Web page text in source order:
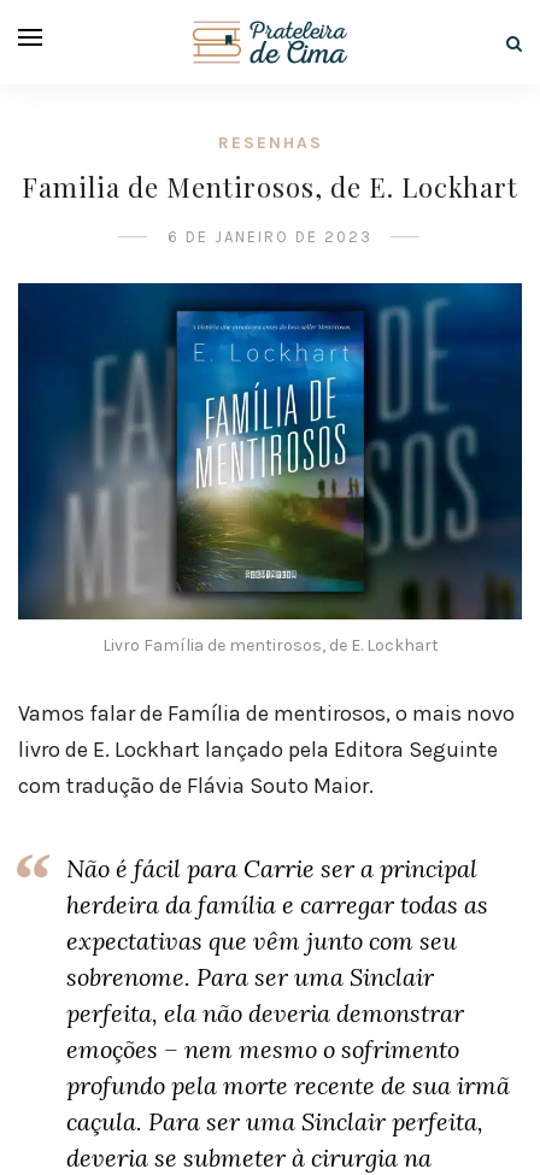
RESENHAS
Familia de Mentirosos, de E. Lockhart
6 DE JANEIRO DE 2023
Livro Família de mentirosos, de E. Lockhart
Vamos falar de Família de mentirosos, o mais novo
livro de E. Lockhart lançado pela Editora Seguinte
com tradução de Flávia Souto Maior.
Não é fácil para Carrie ser a principal
herdeira da família e carregar todas as
expectativas que vêm junto com seu
sobrenome. Para ser uma Sinclair
perfeita, ela não deveria demonstrar
emoções – nem mesmo o sofrimento
profundo pela morte recente de sua irmã
caçula. Para ser uma Sinclair perfeita,
deveria se submeter à cirurgia na